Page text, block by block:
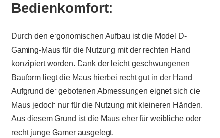
Bedienkomfort:
Durch den ergonomischen Aufbau ist die Model D-
Gaming-Maus für die Nutzung mit der rechten Hand
konzipiert worden. Dank der leicht geschwungenen
Bauform liegt die Maus hierbei recht gut in der Hand.
Aufgrund der gebotenen Abmessungen eignet sich die
Maus jedoch nur für die Nutzung mit kleineren Händen.
Aus diesem Grund ist die Maus eher für weibliche oder
recht junge Gamer ausgelegt.